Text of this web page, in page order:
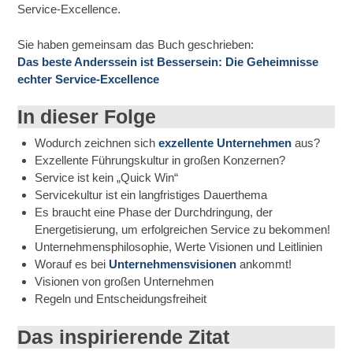
Service-Excellence.
Sie haben gemeinsam das Buch geschrieben:
Das beste Anderssein ist Bessersein: Die Geheimnisse
echter Service-Excellence
In dieser Folge
Wodurch zeichnen sichexzellente Unternehmen aus?
Exzellente Führungskultur in großen Konzernen?
Service ist kein „Quick Win“
Servicekultur ist ein langfristiges Dauerthema
Es braucht eine Phase der Durchdringung, der
Energetisierung, um erfolgreichen Service zu bekommen!
Unternehmensphilosophie, Werte Visionen und Leitlinien
Worauf es bei Unternehmensvisionen ankommt!
Visionen von großen Unternehmen
Regeln und Entscheidungsfreiheit
Das inspirierende Zitat